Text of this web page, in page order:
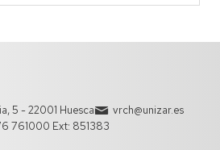
5 - 22001 Huesca
vrch@unizar.es
761000 Ext: 851383